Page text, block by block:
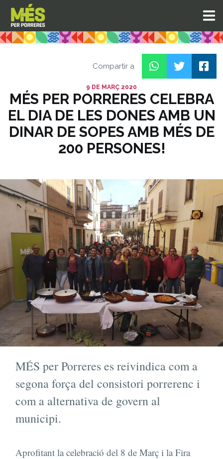
Compartir a
9 DE MARÇ 2020
MÉS PER PORRERES CELEBRA
EL DIA DE LES DONES AMB UN
DINAR DE SOPES AMB MÉS DE
200 PERSONES!
MÉS per Porreres es reivindica com a
segona força del consistori porrerenc i
com a alternativa de govern al
municipi.
Aprofitant la celebració del 8 de Març i la Fira